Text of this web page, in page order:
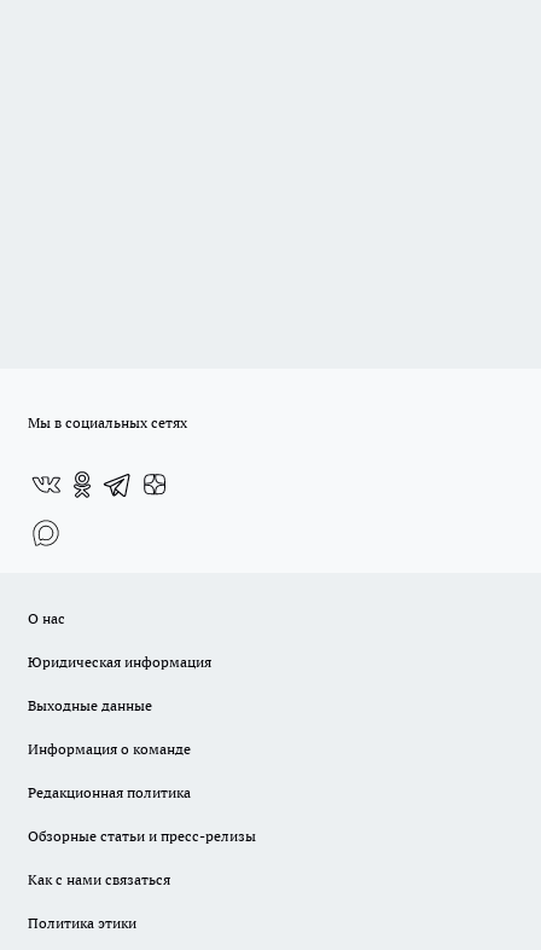
Мы в социальных сетях
О нас
Юридическая информация
Выходные данные
Информация о команде
Редакционная политика
Обзорные статьи и пресс-релизы
Как с нами связаться
Политика этики